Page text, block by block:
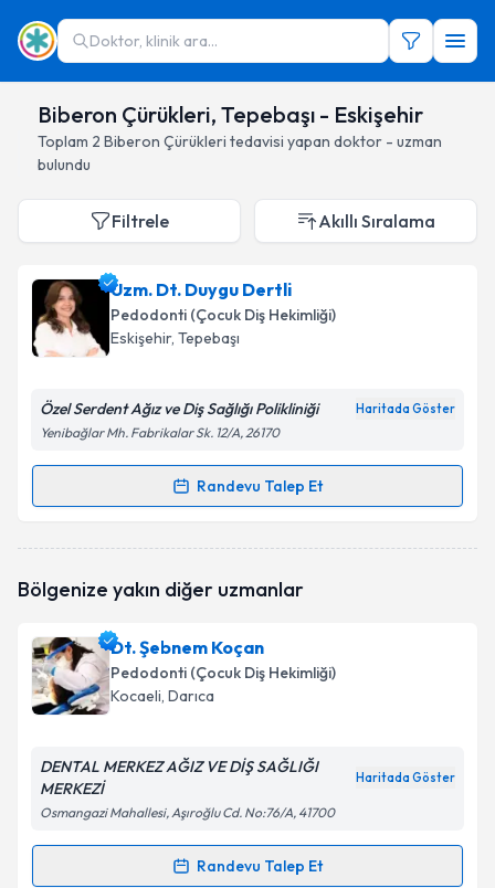
Doktor, klinik ara...
Biberon Çürükleri, Tepebaşı - Eskişehir
Toplam 2 Biberon Çürükleri tedavisi yapan doktor - uzman
bulundu
Filtrele Akıllı Sıralama
Uzm. Dt. Duygu Dertli
Pedodonti (Çocuk Diş Hekimliği)
Eskişehir, Tepebaşı
Özel Serdent Ağız ve Diş Sağlığı Polikliniği Haritada Göster
Yenibağlar Mh. Fabrikalar Sk. 12/A, 26170
Randevu Talep Et
Randevu Takvimi Talebi
oluşturun. Size bu uzmandan randevu almanız için bir
E-posta Adresiniz
Kişisel verilerimin işlenmesine ilişkin
Aydınlatma
kapsamda işlenmesini kabul ediyorum.
Takvim Talebini Gönder
Bölgenize yakın diğer uzmanlar
Dt. Şebnem Koçan
Pedodonti (Çocuk Diş Hekimliği)
Kocaeli, Darıca
DENTAL MERKEZ AĞIZ VE DİŞ SAĞLIĞI
MERKEZİ
Haritada Göster
Osmangazi Mahallesi, Aşıroğlu Cd. No:76/A, 41700
Randevu Talep Et
Randevu Takvimi Talebi